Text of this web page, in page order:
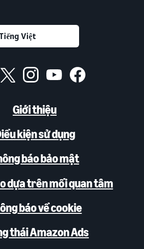
Giới thiệu
kiện sử dụng
báo bảo mật
dựa trên mối quan tâm
báo về cookie
thái Amazon Ads